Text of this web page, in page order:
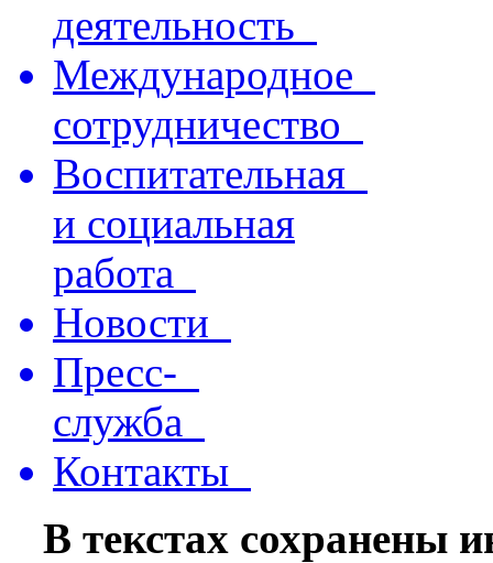
деятельность
Международное
сотрудничество
Воспитательная
и социальная
работа
Новости
Пресс-
служба
Контакты
В текстах сохранены